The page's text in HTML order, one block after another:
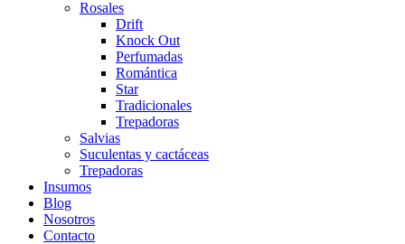
Rosales
Drift
Knock Out
Perfumadas
Romántica
Star
Tradicionales
Trepadoras
Salvias
Suculentas y cactáceas
Trepadoras
Insumos
Blog
Nosotros
Contacto